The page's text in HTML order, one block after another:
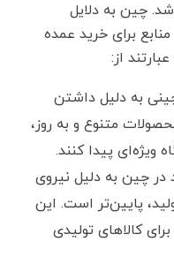
چین به دلایل
برای خرید عمده
از:
به دلیل داشتن
متنوع و به روز،
ویژه‌ای پیدا کنند.
در چین به دلیل نیروی
پایین‌تر است. این
کالاهای تولیدی